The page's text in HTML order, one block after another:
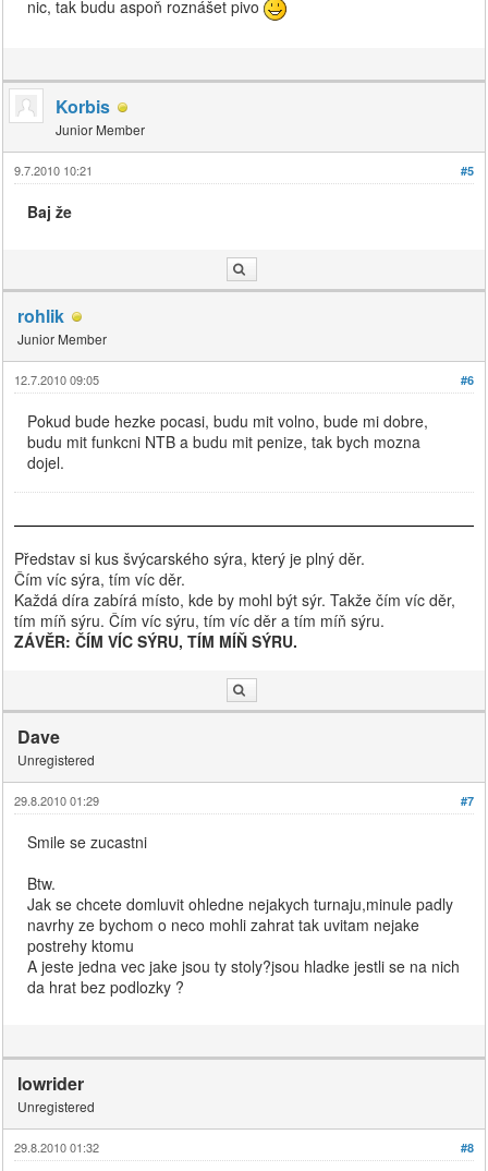
nic, tak budu aspoň roznášet pivo
Korbis
Junior Member
#5
9.7.2010 10:21
Baj že
rohlik
Junior Member
#6
12.7.2010 09:05
Pokud bude hezke pocasi, budu mit volno, bude mi dobre,
budu mit funkcni NTB a budu mit penize, tak bych mozna
dojel.
Představ si kus švýcarského sýra, který je plný děr.
Čím víc sýra, tím víc děr.
Každá díra zabírá místo, kde by mohl být sýr. Takže čím víc děr,
tím míň sýru. Čím víc sýru, tím víc děr a tím míň sýru.
ZÁVĚR: ČÍM VÍC SÝRU, TÍM MÍŇ SÝRU.
Dave
Unregistered
#7
29.8.2010 01:29
Smile se zucastni
Btw.
Jak se chcete domluvit ohledne nejakych turnaju,minule padly
navrhy ze bychom o neco mohli zahrat tak uvitam nejake
postrehy ktomu
A jeste jedna vec jake jsou ty stoly?jsou hladke jestli se na nich
da hrat bez podlozky ?
lowrider
Unregistered
#8
29.8.2010 01:32